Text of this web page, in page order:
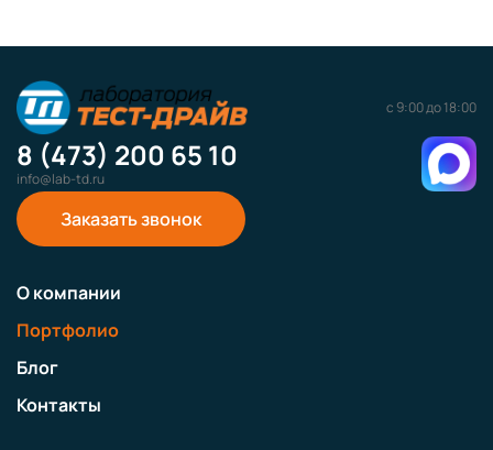
с 9:00 до 18:00
8 (473) 200 65 10
info@lab-td.ru
Заказать звонок
О компании
Портфолио
Блог
Контакты